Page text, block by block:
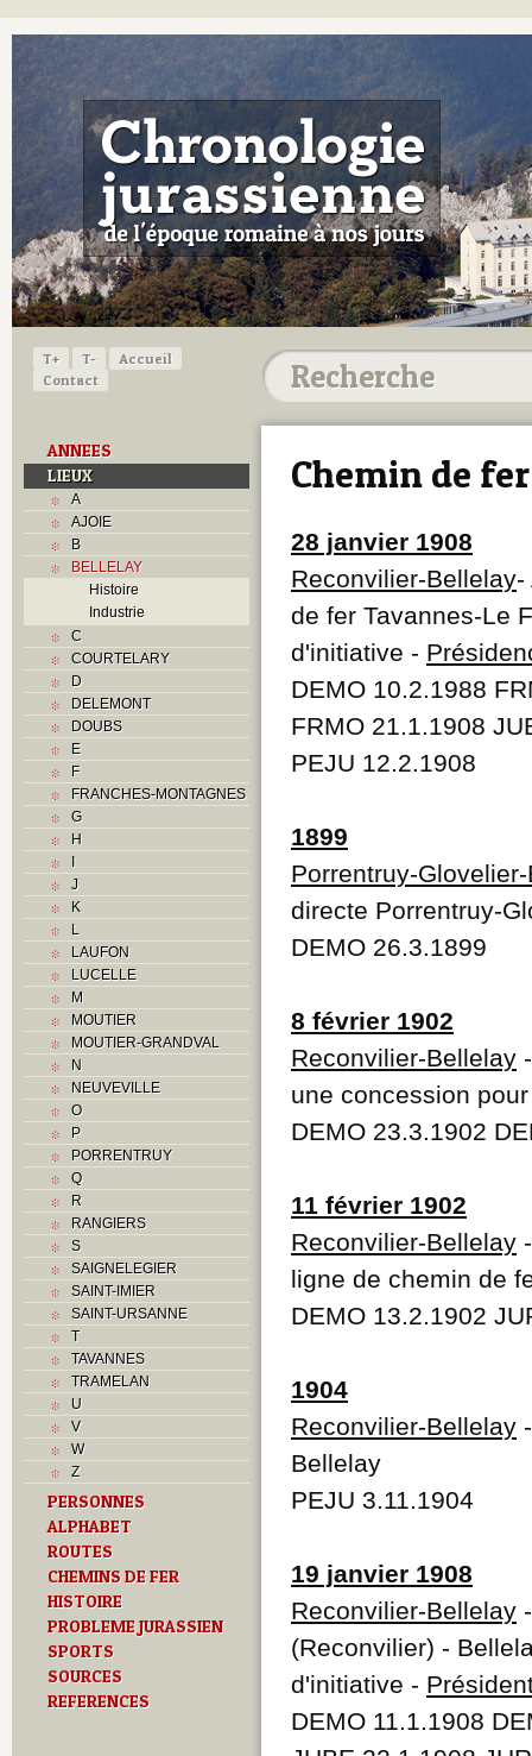
T+ T-
Accueil
Contact
ANNEES
LIEUX
A
AJOIE
B
BELLELAY
Histoire
Industrie
C
COURTELARY
D
DELEMONT
DOUBS
E
F
FRANCHES-MONTAGNES
G
H
I
J
K
L
LAUFON
LUCELLE
M
MOUTIER
MOUTIER-GRANDVAL
N
NEUVEVILLE
O
P
PORRENTRUY
Q
R
RANGIERS
S
SAIGNELEGIER
SAINT-IMIER
SAINT-URSANNE
T
TAVANNES
TRAMELAN
U
V
W
Z
PERSONNES
ALPHABET
ROUTES
CHEMINS DE FER
HISTOIRE
PROBLEME JURASSIEN
SPORTS
SOURCES
REFERENCES
Chemin de fer
28 janvier 1908
Reconvilier-Bellelay-
de fer Tavannes-Le
d'initiative -
DEMO 10.2.1988
FRMO 21.1.1908
PEJU 12.2.1908
1899
Porrentruy-
directe Porrentruy-
DEMO 26.3.1899
8 février 1902
Reconvilier-Bellelay
une concession
DEMO 23.3.1902
11 février 1902
Reconvilier-Bellelay
ligne de chemin de
DEMO 13.2.1902
1904
Reconvilier-Bellelay
Bellelay
PEJU 3.11.1904
19 janvier 1908
Reconvilier-Bellelay
(Reconvilier) -
d'initiative -
DEMO 11.1.1908